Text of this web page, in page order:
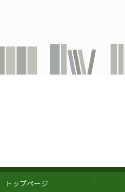
トップページ